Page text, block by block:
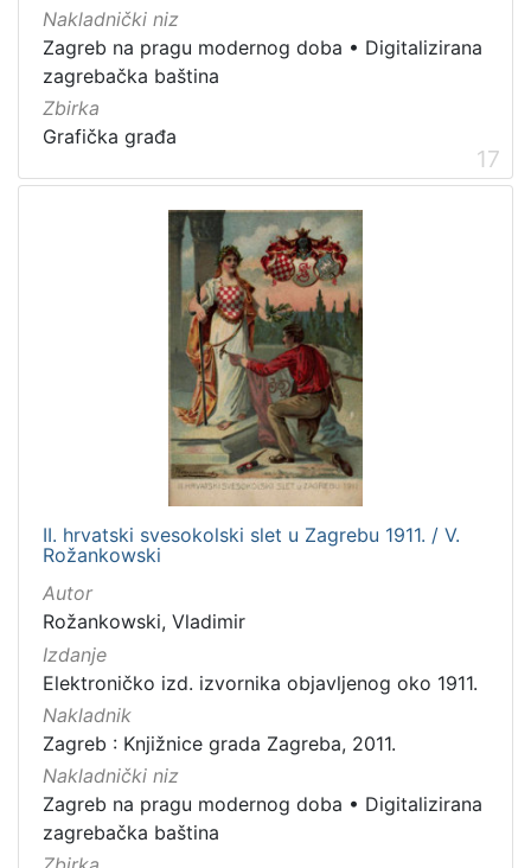
Nakladnički niz
Zagreb na pragu modernog doba • Digitalizirana
zagrebačka baština
Zbirka
Grafička građa
17
II. hrvatski svesokolski slet u Zagrebu 1911. / V.
Rožankowski
Autor
Rožankowski, Vladimir
Izdanje
Elektroničko izd. izvornika objavljenog oko 1911.
Nakladnik
Zagreb : Knjižnice grada Zagreba, 2011.
Nakladnički niz
Zagreb na pragu modernog doba • Digitalizirana
zagrebačka baština